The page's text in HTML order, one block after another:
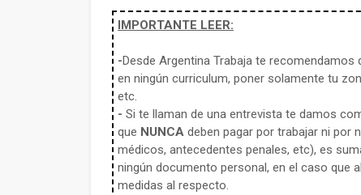
IMPORTANTE LEER:
-Desde Argentina Trabaja te
en ningún curriculum, poner solamente tu
etc.
- Si te llaman de una entrevista te damos
que NUNCA deben pagar por trabajar ni por
médicos, antecedentes penales, etc), es
ningún documento personal, en el caso
medidas al respecto.